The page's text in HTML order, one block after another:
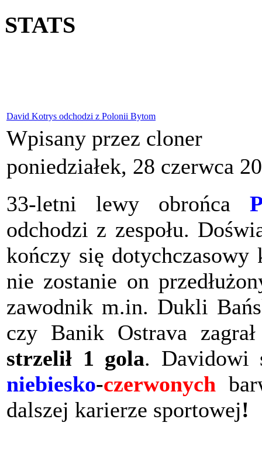
STATS
David Kotrys odchodzi z Polonii Bytom
Wpisany przez cloner
poniedziałek, 28 czerwca
33-letni lewy obrońca
odchodzi z zespołu.
kończy się
nie zostanie on
zawodnik m.in. Dukli
czy Banik Ostrava
strzelił 1 gola. Davidowi
niebiesko-czerwonych
dalszej karierze sportowej!